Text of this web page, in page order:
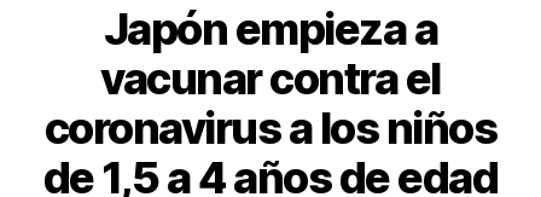
Japón empieza a
vacunar contra el
coronavirus a los niños
de 1,5 a 4 años de edad